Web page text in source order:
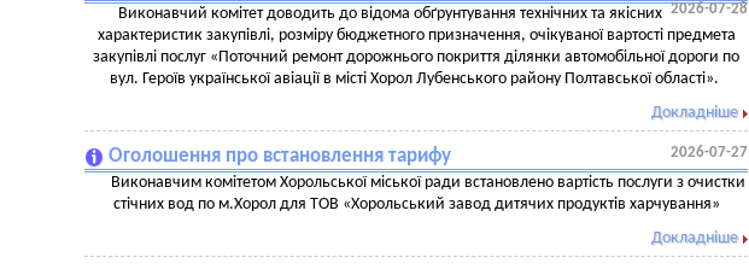
2026-07-28
Виконавчий комітет доводить до відома обґрунтування технічних та якісних
характеристик закупівлі, розміру бюджетного призначення, очікуваної вартості предмета
закупівлі послуг «Поточний ремонт дорожнього покриття ділянки автомобільної дороги по
вул. Героїв української авіації в місті Хорол Лубенського району Полтавської області».
Докладніше
Оголошення про встановлення тарифу 2026-07-27
Виконавчим комітетом Хорольської міської ради встановлено вартість послуги з очистки
стічних вод по м.Хорол для ТОВ «Хорольський завод дитячих продуктів харчування»
Докладніше